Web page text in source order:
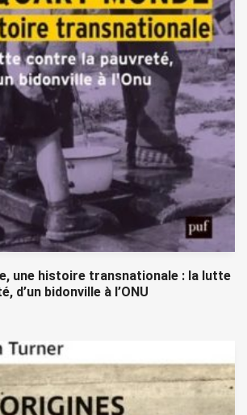
une histoire transnationale : la lutte
d’un bidonville à l’ONU